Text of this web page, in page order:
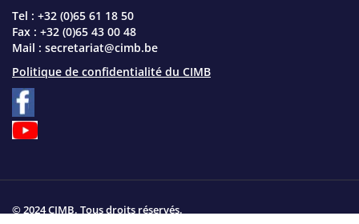
Tel : +32 (0)65 61 18 50
Fax : +32 (0)65 43 00 48
Mail : secretariat@cimb.be
Politique de confidentialité du CIMB
© 2024 CIMB. Tous droits réservés.